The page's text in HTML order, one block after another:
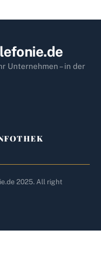
Unternehmen – in der
2025. All right